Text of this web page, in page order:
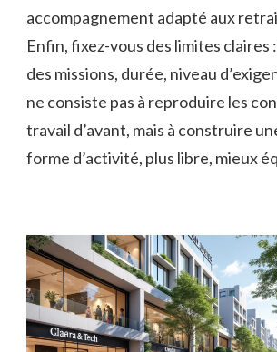
accompagnement adapté aux
Enfin, fixez-vous des limites claires
des missions, durée, niveau
ne consiste pas à reproduire les
travail d’avant, mais à construire
forme d’activité, plus libre, mieux